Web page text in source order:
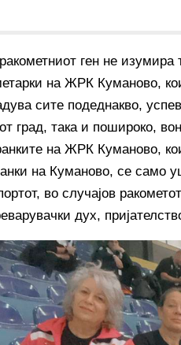
ген не
на ЖРК Куманово,
сите подеднакво,
град, така и пошироко,
на ЖРК Куманово,
на Куманово, се само
во случајов
дух,